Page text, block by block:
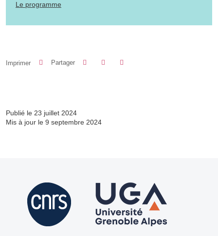
Le programme
Imprimer Partager Partager sur Facebook
Partager sur LinkedIn
Publié le 23 juillet 2024
Mis à jour le 9 septembre 2024